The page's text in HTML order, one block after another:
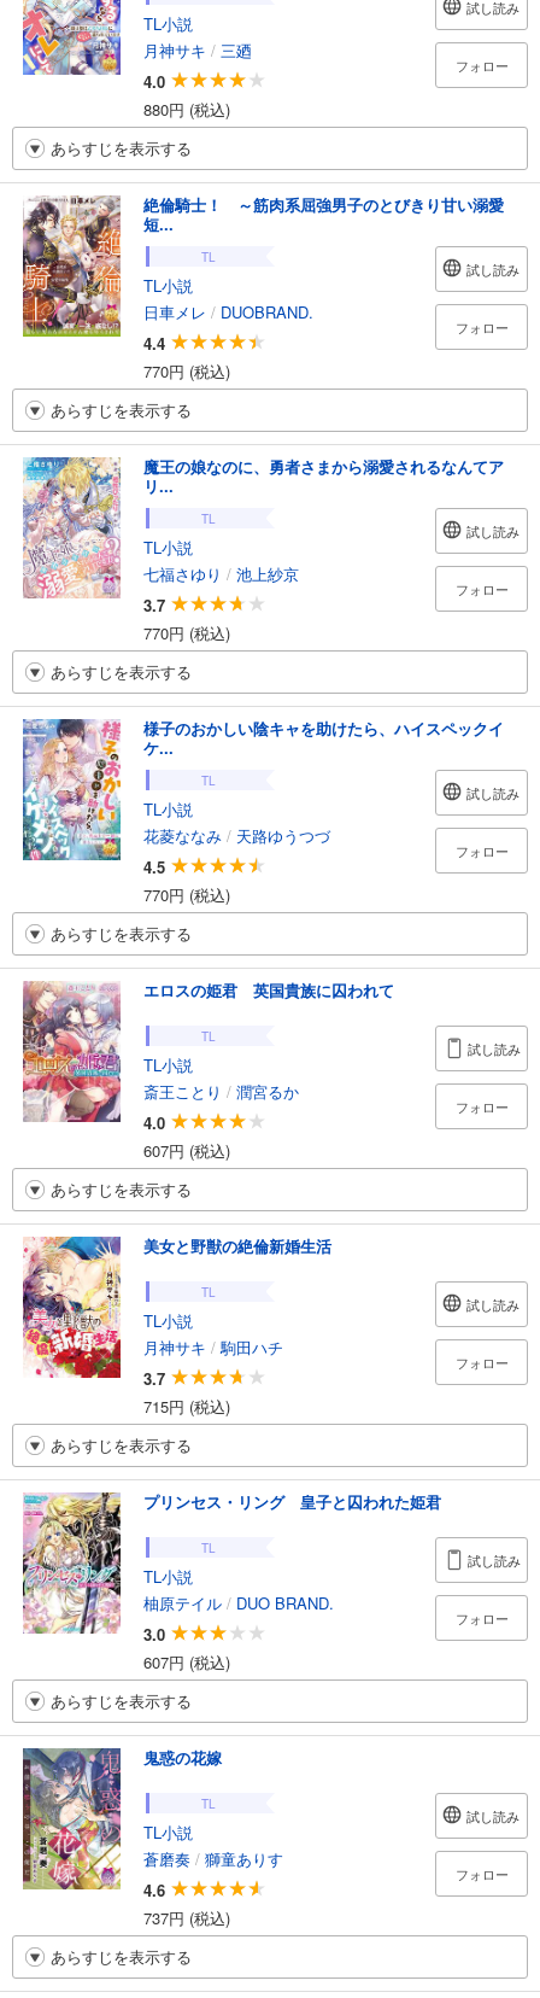
TL小説
月神サキ / 三廼
4.0
880円 (税込)
試し読み
フォロー
あらすじを表示する
絶倫騎士！ ～筋肉系屈強男子のとびきり甘い溺愛
短...
TL
TL小説
日車メレ / DUOBRAND.
4.4
770円 (税込)
試し読み
フォロー
あらすじを表示する
魔王の娘なのに、勇者さまから溺愛されるなんてア
リ...
TL
TL小説
七福さゆり / 池上紗京
3.7
770円 (税込)
試し読み
フォロー
あらすじを表示する
様子のおかしい陰キャを助けたら、ハイスペックイ
ケ...
TL
TL小説
花菱ななみ / 天路ゆうつづ
4.5
770円 (税込)
試し読み
フォロー
あらすじを表示する
エロスの姫君 英国貴族に囚われて
TL
TL小説
斎王ことり / 潤宮るか
4.0
607円 (税込)
試し読み
フォロー
あらすじを表示する
美女と野獣の絶倫新婚生活
TL
TL小説
月神サキ /駒田ハチ
3.7
715円 (税込)
試し読み
フォロー
あらすじを表示する
プリンセス・リング 皇子と囚われた姫君
TL
TL小説
柚原テイル / DUO BRAND.
3.0
607円 (税込)
試し読み
フォロー
あらすじを表示する
鬼惑の花嫁
TL
TL小説
蒼磨奏 / 獅童ありす
4.6
737円 (税込)
試し読み
フォロー
あらすじを表示する